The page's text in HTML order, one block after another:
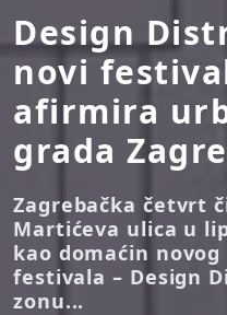
Design
novi
afirmira
grada
Zagrebačka četvrt
Martićeva ulica u
kao domaćin
festivala – Design
zonu...